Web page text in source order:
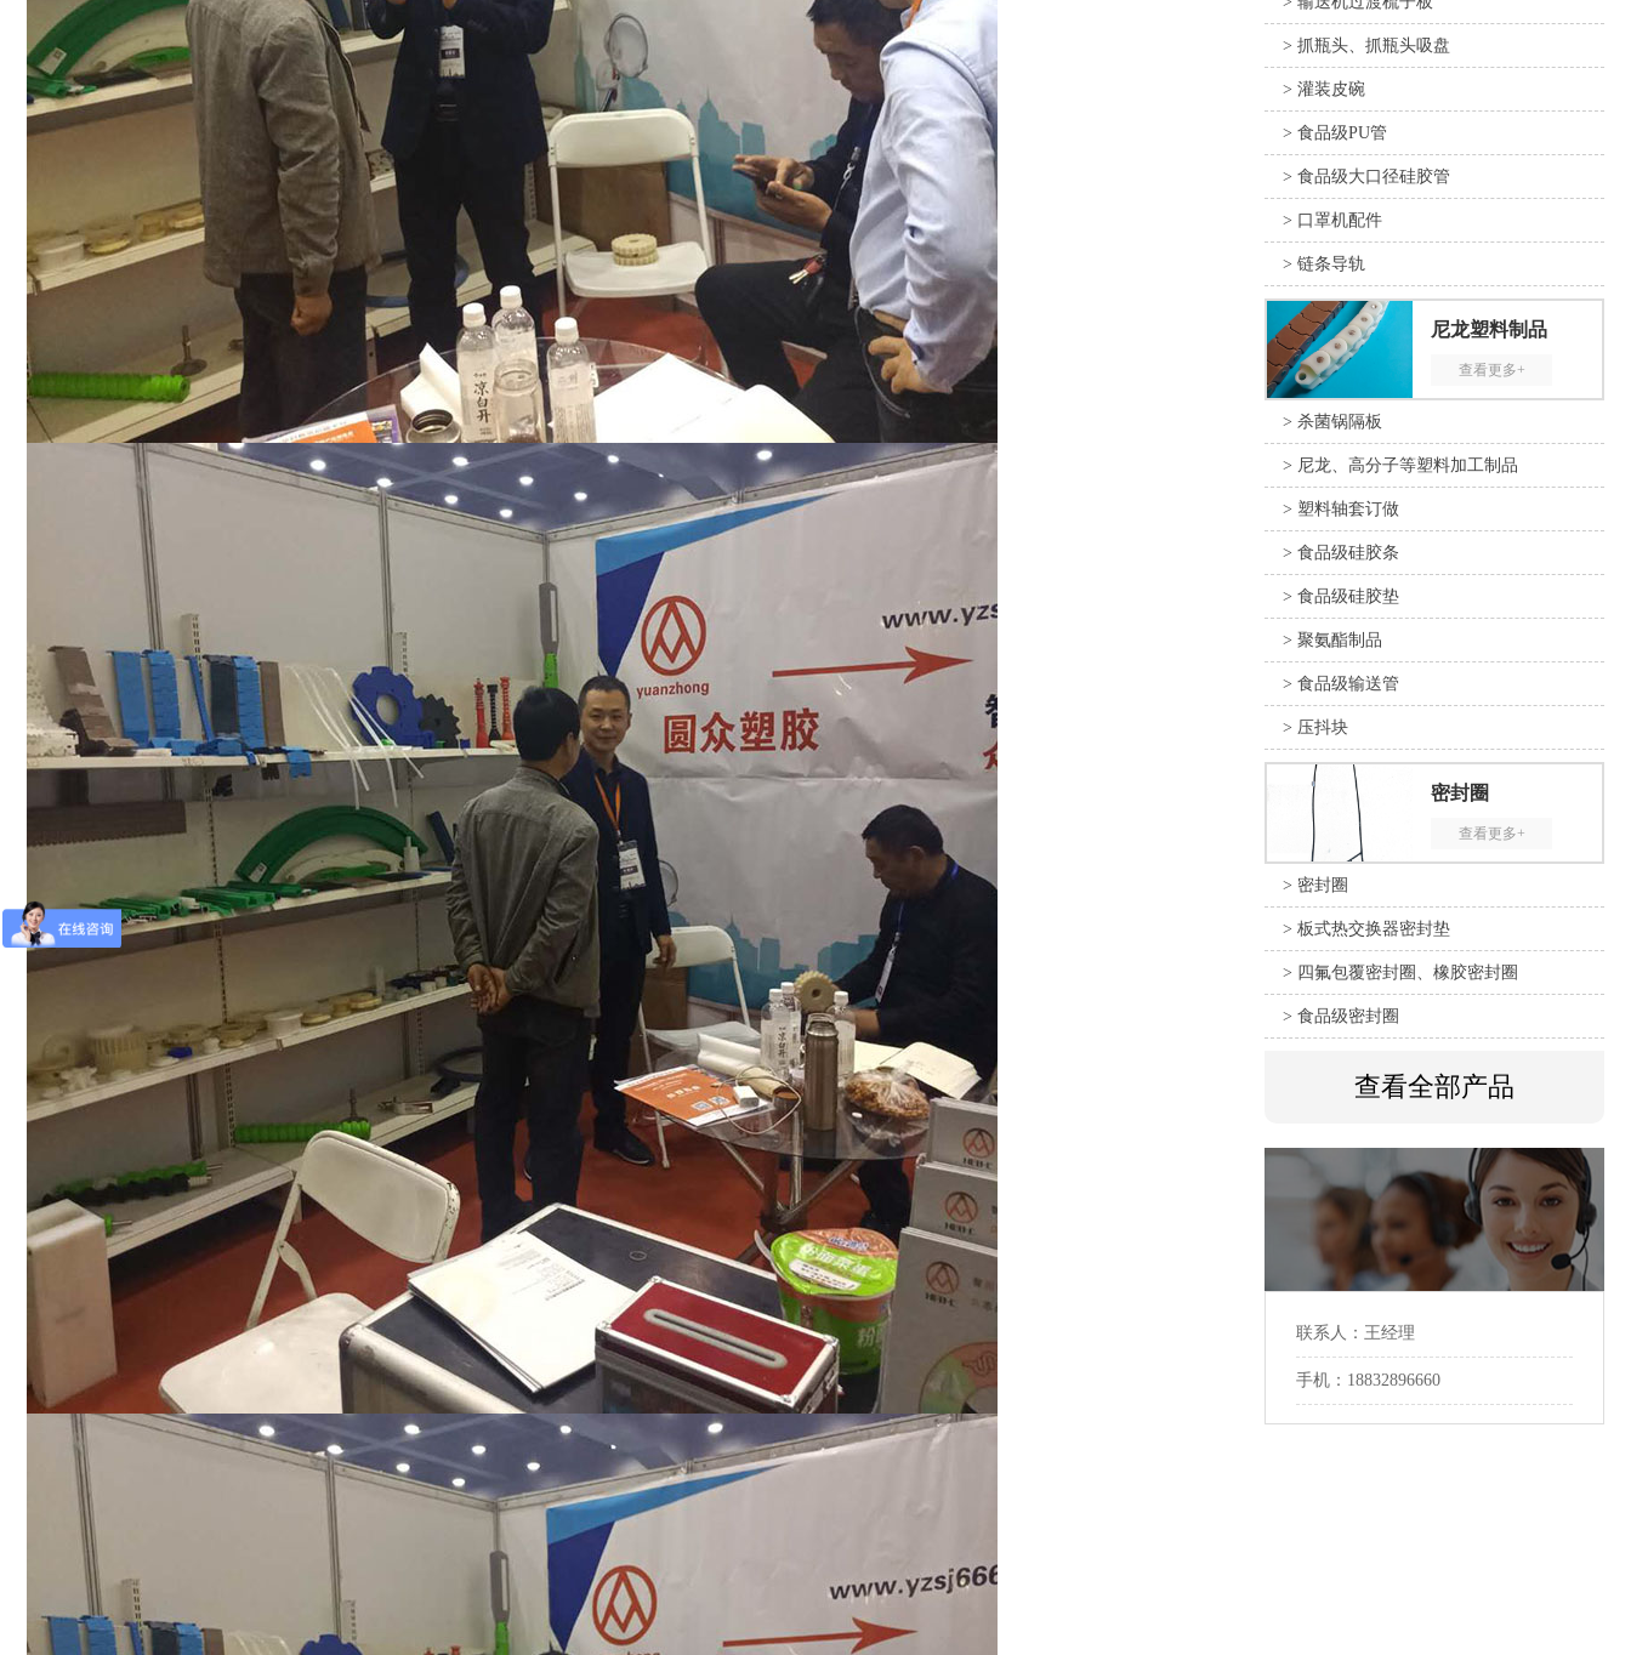
> 抓瓶头、抓瓶头吸盘
> 灌装皮碗
> 食品级PU管
> 食品级大口径硅胶管
> 口罩机配件
> 链条导轨
尼龙塑料制品
查看更多+
> 杀菌锅隔板
> 尼龙、高分子等塑料加工制品
> 塑料轴套订做
> 食品级硅胶条
> 食品级硅胶垫
> 聚氨酯制品
> 食品级输送管
> 压抖块
密封圈
查看更多+
> 密封圈
> 板式热交换器密封垫
> 四氟包覆密封圈、橡胶密封圈
> 食品级密封圈
查看全部产品
联系人：王经理
手机：18832896660